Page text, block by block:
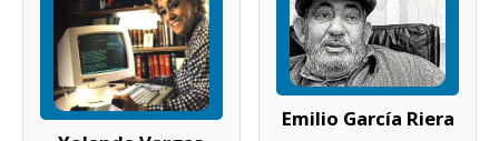
Emilio García Riera